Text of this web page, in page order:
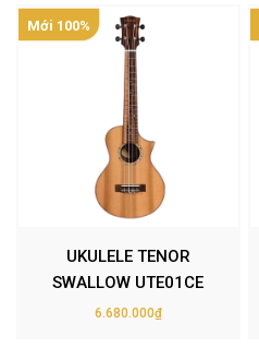
Mới 100%
UKULELE TENOR
SWALLOW UTE01CE
6.680.000₫